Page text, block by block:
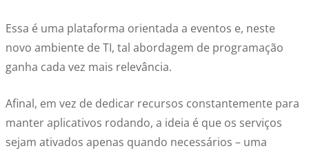
Essa é uma plataforma orientada a eventos e, neste
novo ambiente de TI, tal abordagem de programação
ganha cada vez mais relevância.
Afinal, em vez de dedicar recursos constantemente para
manter aplicativos rodando, a ideia é que os serviços
sejam ativados apenas quando necessários – uma